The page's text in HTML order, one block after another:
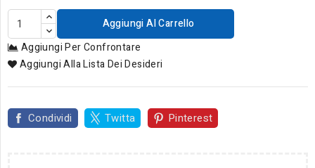
Aggiungi Al Carrello
Aggiungi Per Confrontare
Aggiungi Alla Lista Dei Desideri
Condividi Twitta Pinterest